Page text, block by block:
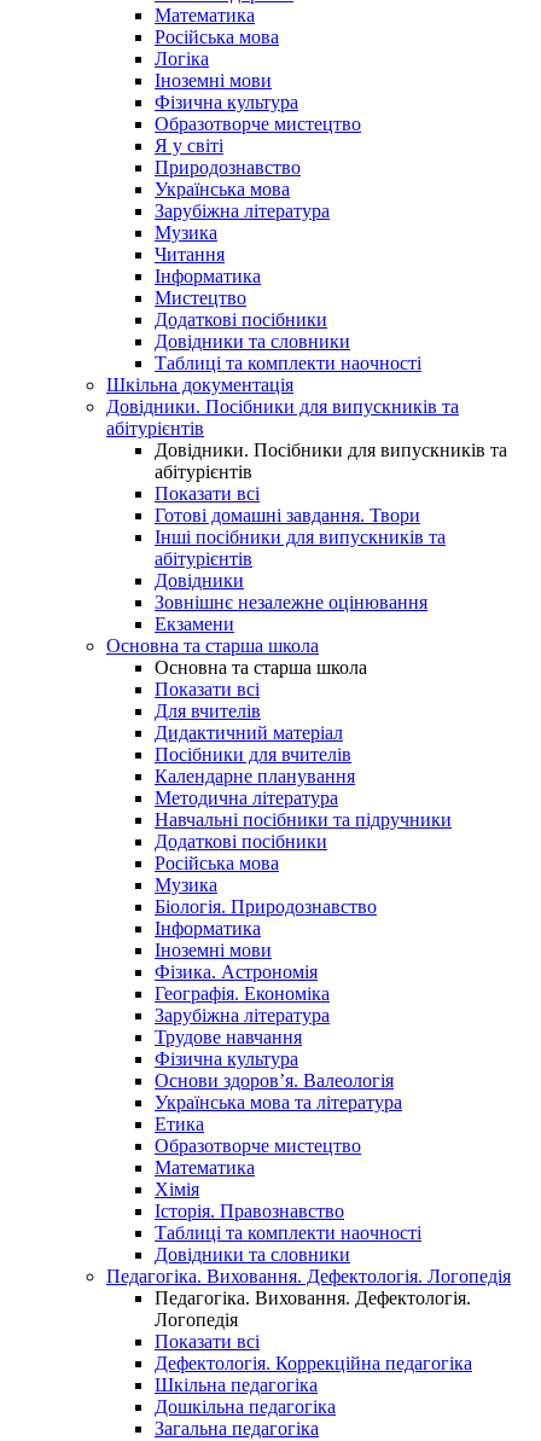
Математика
Російська мова
Логіка
Іноземні мови
Фізична культура
Образотворче мистецтво
Я у світі
Природознавство
Українська мова
Зарубіжна література
Музика
Читання
Інформатика
Мистецтво
Додаткові посібники
Довідники та словники
Таблиці та комплекти наочності
Шкільна документація
Довідники. Посібники для випускників та
абітурієнтів
Довідники. Посібники для випускників та
абітурієнтів
Показати всі
Готові домашні завдання. Твори
Інші посібники для випускників та
абітурієнтів
Довідники
Зовнішнє незалежне оцінювання
Екзамени
Основна та старша школа
Основна та старша школа
Показати всі
Для вчителів
Дидактичний матеріал
Посібники для вчителів
Календарне планування
Методична література
Навчальні посібники та підручники
Додаткові посібники
Російська мова
Музика
Біологія. Природознавство
Інформатика
Іноземні мови
Фізика. Астрономія
Географія. Економіка
Зарубіжна література
Трудове навчання
Фізична культура
Основи здоров’я. Валеологія
Українська мова та література
Етика
Образотворче мистецтво
Математика
Хімія
Історія. Правознавство
Таблиці та комплекти наочності
Довідники та словники
Педагогіка. Виховання. Дефектологія. Логопедія
Педагогіка. Виховання. Дефектологія.
Логопедія
Показати всі
Дефектологія. Коррекційна педагогіка
Шкільна педагогіка
Дошкільна педагогіка
Загальна педагогіка